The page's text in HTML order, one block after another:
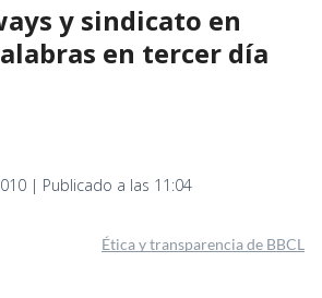
y sindicato en
en tercer día
| Publicado a las 11:04
Ética y transparencia de BBCL